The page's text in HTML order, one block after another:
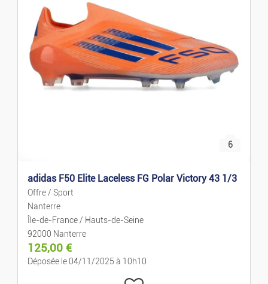
Locations De Vacances
Locations Mais./appart.
Ventes Mais./appart.
Garages
Locaux
Bureaux Et Commerces
6
adidas F50 Elite Laceless FG Polar Victory 43 1/3
Offre / Sport
Nanterre
Île-de-France / Hauts-de-Seine
92000 Nanterre
125,00 €
Déposée le 04/11/2025 à 10h10